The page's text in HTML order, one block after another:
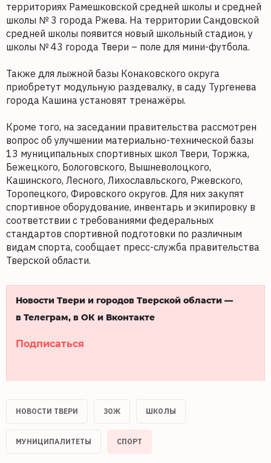
территориях Рамешковской средней школы и средней
школы № 3 города Ржева. На территории Сандовской
средней школы появится новый школьный стадион, у
школы № 43 города Твери – поле для мини-футбола.
Также для лыжной базы Конаковского округа
приобретут модульную раздевалку, в саду Тургенева
города Кашина установят тренажёры.
Кроме того, на заседании правительства рассмотрен
вопрос об улучшении материально-технической базы
13 муниципальных спортивных школ Твери, Торжка,
Бежецкого, Бологовского, Вышневолоцкого,
Кашинского, Лесного, Лихославльского, Ржевского,
Торопецкого, Фировского округов. Для них закупят
спортивное оборудование, инвентарь и экипировку в
соответствии с требованиями федеральных
стандартов спортивной подготовки по различным
видам спорта, сообщает пресс-служба правительства
Тверской области.
Новости Твери и городов Тверской области —
в Телеграм, в ОК и Вконтакте
Подписаться
НОВОСТИ ТВЕРИ ЗОЖ ШКОЛЫ
МУНИЦИПАЛИТЕТЫ СПОРТ